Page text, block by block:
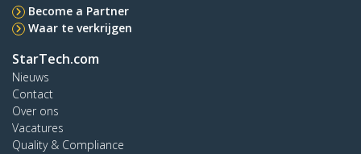
Become a Partner
Waar te verkrijgen
StarTech.com
Nieuws
Contact
Over ons
Vacatures
Quality & Compliance